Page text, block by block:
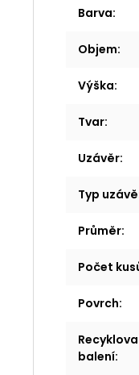
Barva:
Objem:
Výška:
Tvar:
Uzávěr:
Typ
Průměr:
Počet
Povrch:
balení: